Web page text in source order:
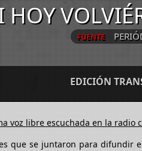
HOY
FUENTE
EDICIÓN
voz libre escuchada en la radio
que se juntaron para difundir